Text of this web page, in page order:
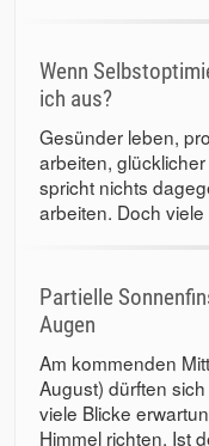
Wenn
ich aus?
Gesünder leben,
arbeiten,
spricht nichts
arbeiten. Doch
Partielle
Augen
Am kommenden
August) dürften
viele Blicke
Himmel richten. Ist